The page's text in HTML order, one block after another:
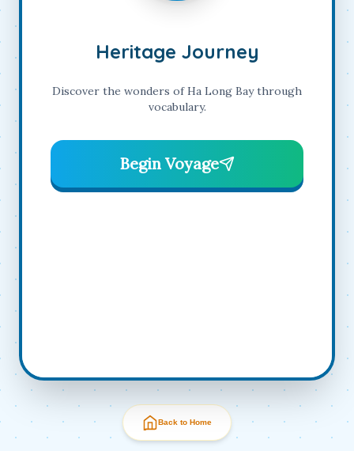
Heritage Journey
Discover the wonders of Ha Long Bay through
vocabulary.
Begin Voyage
Back to Home